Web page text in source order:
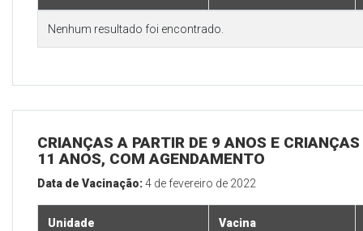
Nenhum resultado foi encontrado.
CRIANÇAS A PARTIR DE 9 ANOS E
11 ANOS, COM AGENDAMENTO
Data de Vacinação:4 de fevereiro de 2022
Unidade Vacina